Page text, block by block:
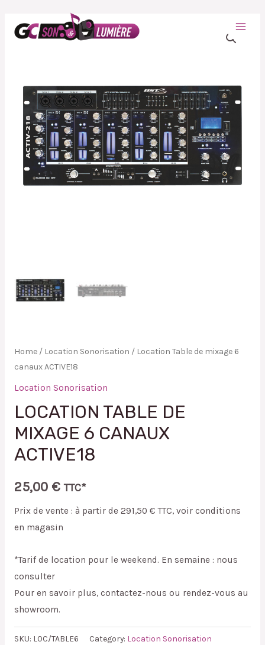
Home/ Location Sonorisation / Location Table de mixage 6
canaux ACTIVE18
Location Sonorisation
LOCATION TABLE DE
MIXAGE 6 CANAUX
ACTIVE18
25,00 € TTC*
Prix de vente : à partir de 291,50 € TTC, voir conditions
en magasin
*Tarif de location pour le weekend. En semaine : nous
consulter
Pour en savoir plus, contactez-nous ou rendez-vous au
showroom.
SKU: LOC/TABLE6 Category: Location Sonorisation